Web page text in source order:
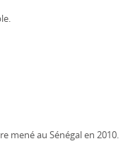
mené au Sénégal en 2010.